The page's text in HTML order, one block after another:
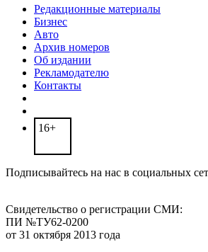
Редакционные материалы
Бизнес
Авто
Архив номеров
Об издании
Рекламодателю
Контакты
16+
Подписывайтесь на нас в социальных
Свидетельство о регистрации СМИ:
ПИ №ТУ62-0200
от 31 октября 2013 года